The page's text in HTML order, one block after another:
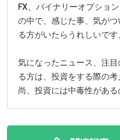
FX、バイナリーオプショ
の中で、感じた事、気が
る方がいたらうれしいです
気になったニュース、注
る方は、投資をする際の
尚、投資には中毒性があ